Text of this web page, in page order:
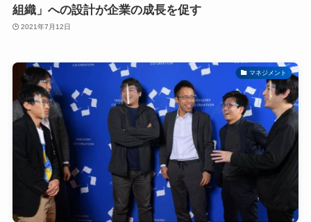
組織」への設計が企業の成長を促す
2021年7月12日
マネジメント